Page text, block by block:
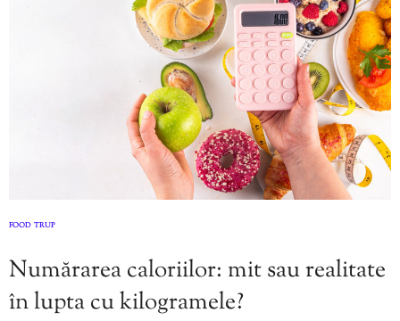
FOOD TRUP
Numărarea caloriilor: mit sau realitate
în lupta cu kilogramele?